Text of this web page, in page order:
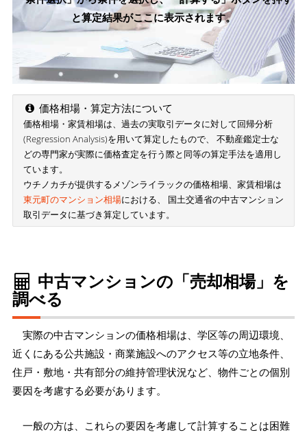
と算定結果がここに表示されます。
価格相場・算定方法について
価格相場・家賃相場は、過去の実取引データに対して回帰分析
(Regression Analysis)を用いて算定したもので、 不動産鑑定士な
どの専門家が実際に価格査定を行う際と同等の算定手法を適用し
ています。
ウチノカチが提供するメゾンライラックの価格相場、家賃相場は
東元町のマンション相場における、 国土交通省の中古マンション
取引データに基づき算定しています。
中古マンションの「売却相場」を
調べる
実際の中古マンションの価格相場は、学区等の周辺環境、
近くにある公共施設・商業施設へのアクセス等の立地条件、
住戸・敷地・共有部分の維持管理状況など、物件ごとの個別
要因を考慮する必要があります。
一般の方は、これらの要因を考慮して計算することは困難